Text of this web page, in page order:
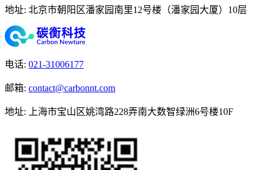
地址: 北京市朝阳区潘家园南里12号楼（潘家园大厦）10层
电话: 021-31006177
邮箱: contact@carbonnt.com
地址: 上海市宝山区姚湾路228弄南大数智绿洲6号楼10F